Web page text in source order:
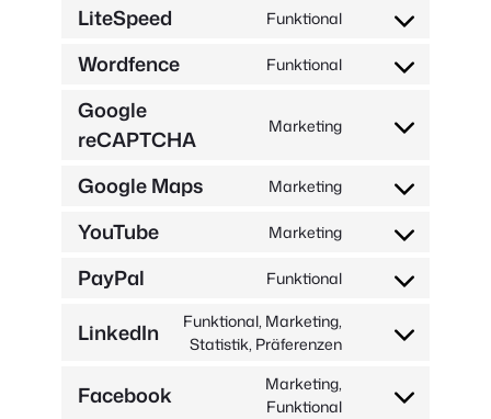
Servicestreifen
LiteSpeed Funktional
Zustimmung
Dienstleistung
Wordfence Funktional
Zustimmung
Dienst
Google
reCAPTCHA
Marketing
Zustimmung
Dienst
recaptcha
Google Maps Marketing
Zustimmung
Dienst
maps
YouTube Marketing
Zustimmung
Dienst
PayPal Funktional
Zustimmung
Dienstleistung
LinkedIn
Funktional, Marketing,
Statistik, Präferenzen
Zustimmung
Dienst
Facebook
Marketing,
Funktional
Zustimmung